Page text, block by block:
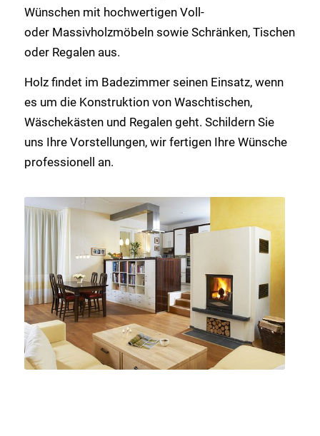
Wünschen mit hochwertigen Voll-
oder Massivholzmöbeln sowie Schränken, Tischen
oder Regalen aus.
Holz findet im Badezimmer seinen Einsatz, wenn
es um die Konstruktion von Waschtischen,
Wäschekästen und Regalen geht. Schildern Sie
uns Ihre Vorstellungen, wir fertigen Ihre Wünsche
professionell an.